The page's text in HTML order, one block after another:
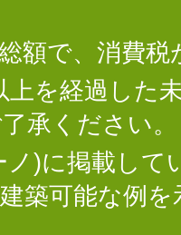
額で、消費
上を経過した
承ください。
)に掲載して
築可能な例